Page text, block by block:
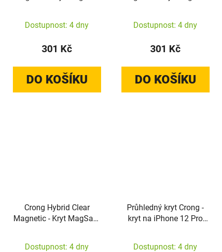
Dostupnost: 4 dny
301 Kč
DO KOŠÍKU
Dostupnost: 4 dny
301 Kč
DO KOŠÍKU
Crong Hybrid Clear
Magnetic - Kryt MagSafe
Dostupnost: 4 dny
Průhledný kryt Crong -
kryt na iPhone 12 Pro
Dostupnost: 4 dny